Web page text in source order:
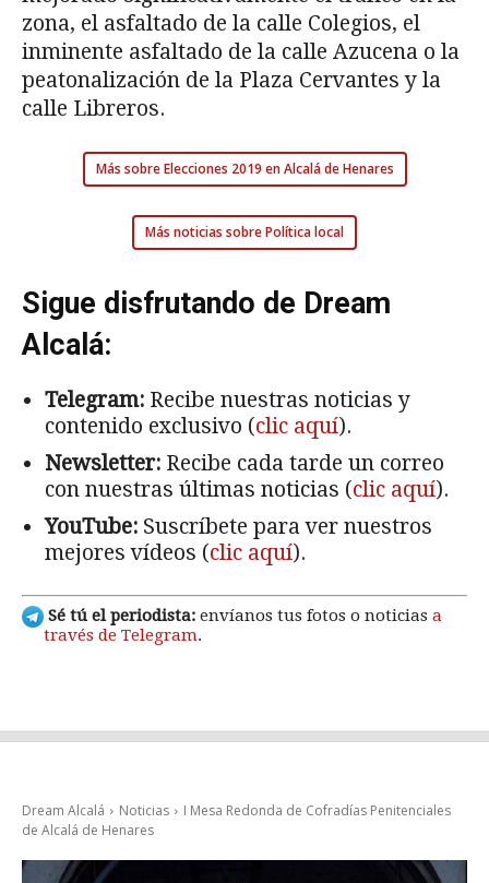
zona, el asfaltado de la calle Colegios, el
inminente asfaltado de la calle Azucena o la
peatonalización de la Plaza Cervantes y la
calle Libreros.
Más sobre Elecciones 2019 en Alcalá de Henares
Más noticias sobre Política local
Sigue disfrutando de Dream
Alcalá:
Telegram: Recibe nuestras noticias y
contenido exclusivo (clic aquí).
Newsletter: Recibe cada tarde un correo
con nuestras últimas noticias (clic aquí).
YouTube: Suscríbete para ver nuestros
mejores vídeos (clic aquí).
Sé tú el periodista: envíanos tus fotos o noticias a
través de Telegram.